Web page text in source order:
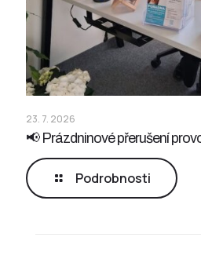
23. 7. 2026
📢 Prázdninové přerušení
Podrobnosti